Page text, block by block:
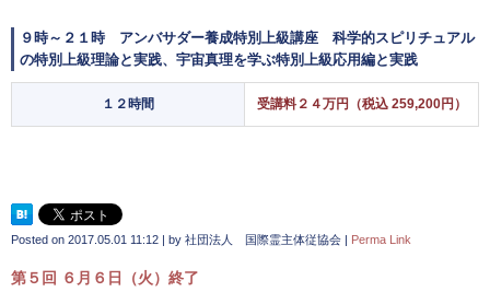
９時～２１時 アンバサダー養成特別上級講座 科学的スピリチュアル
の特別上級理論と実践、宇宙真理を学ぶ特別上級応用編と実践
１２時間 受講料２４万円（税込 259,200円）
Posted on 2017.05.01 11:12 by 社団法人 国際霊主体従協会 Perma Link
第５回 ６月６日（火）終了